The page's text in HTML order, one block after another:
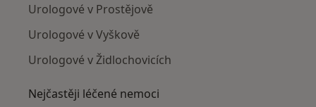
Urologové v Prostějově
Urologové v Vyškově
Urologové v Židlochovicích
Nejčastěji léčené nemoci